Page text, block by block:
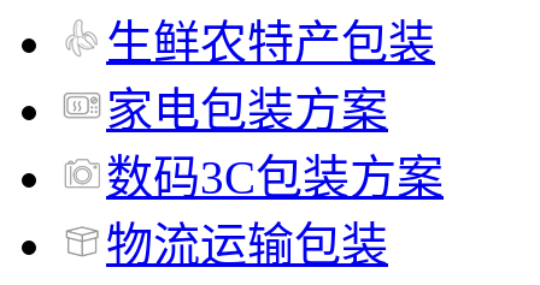
生鲜农特产包装
家电包装方案
数码3C包装方案
物流运输包装